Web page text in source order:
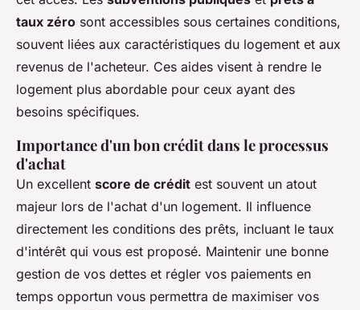
taux zéro sont accessibles sous certaines conditions,
souvent liées aux caractéristiques du logement et aux
revenus de l'acheteur. Ces aides visent à rendre le
logement plus abordable pour ceux ayant des
besoins spécifiques.
Importance d'un bon crédit dans le processus
d'achat
Un excellent score de crédit est souvent un atout
majeur lors de l'achat d'un logement. Il influence
directement les conditions des prêts, incluant le taux
d'intérêt qui vous est proposé. Maintenir une bonne
gestion de vos dettes et régler vos paiements en
temps opportun vous permettra de maximiser vos